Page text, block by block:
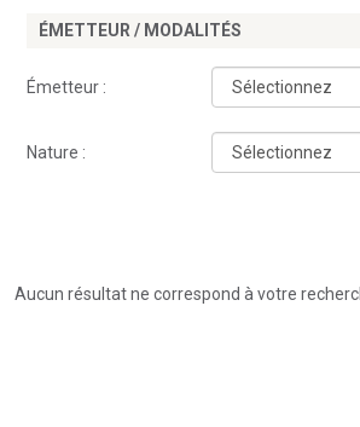
ÉMETTEUR / MODALITÉS
Émetteur :
Nature :
Aucun résultat ne correspond à votre